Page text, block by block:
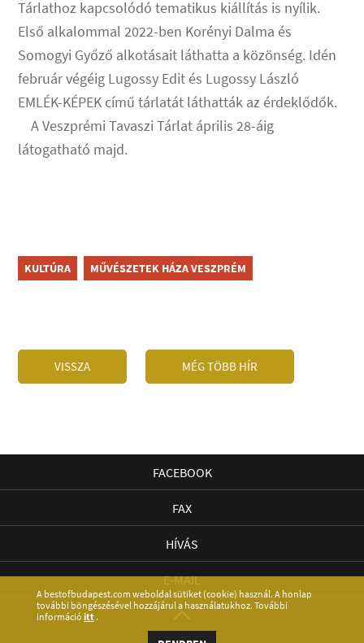
Tárlathoz kapcsolódó tematikus kiállítás is nyílik.
Első alkalommal 2022-ben Korényi Dalma és
Somogyi Győző alkotásait láthatta a közönség. Idén
február végéig Lugossy Edit és Lugossy László
EMLÉK-KÉPEK című tárlatát láthatták az érdeklődők.
A Veszprémi Tavaszi Tárlat április 28-áig
látogatható majd.
KULTÚRA MŰVÉSZETEK HÁZA VESZPRÉM
VISSZA MÉG TÖBB HÍR
A bestofbudapest.com weboldal sütiket (cookie) használ. A honlap
további böngészésével hozzájárul a használatukhoz. További
információ itt.
FACEBOOK
FAX
HÍVÁS
E-MAIL